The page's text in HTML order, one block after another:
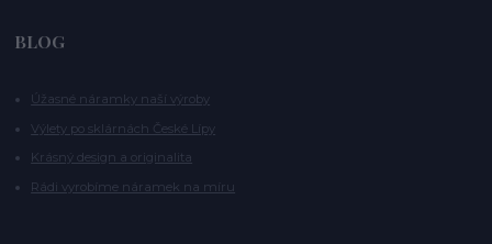
BLOG
Úžasné náramky naší výroby
Výlety po sklárnách České Lípy
Krásný design a originalita
Rádi vyrobíme náramek na míru